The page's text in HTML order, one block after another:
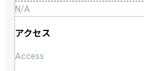
N/A
アクセス
Access